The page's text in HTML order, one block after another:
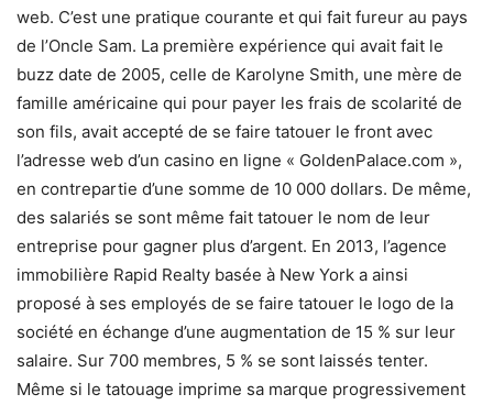
web. C’est une pratique courante et qui fait fureur au pays
de l’Oncle Sam. La première expérience qui avait fait le
buzz date de 2005, celle de Karolyne Smith, une mère de
famille américaine qui pour payer les frais de scolarité de
son fils, avait accepté de se faire tatouer le front avec
l’adresse web d’un casino en ligne « GoldenPalace.com »,
en contrepartie d’une somme de 10 000 dollars. De même,
des salariés se sont même fait tatouer le nom de leur
entreprise pour gagner plus d’argent. En 2013, l’agence
immobilière Rapid Realty basée à New York a ainsi
proposé à ses employés de se faire tatouer le logo de la
société en échange d’une augmentation de 15 % sur leur
salaire. Sur 700 membres, 5 % se sont laissés tenter.
Même si le tatouage imprime sa marque progressivement